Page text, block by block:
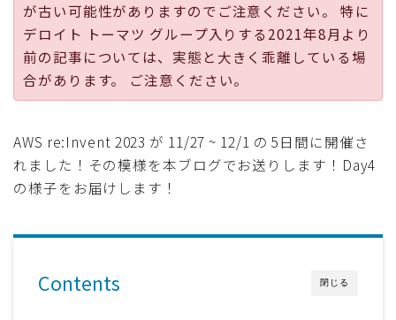
が古い可能性がありますのでご注意ください。 特に
デロイト トーマツ グループ入りする2021年8月より
前の記事については、実態と大きく乖離している場
合があります。 ご注意ください。
AWS re:Invent 2023 が 11/27 ~ 12/1 の 5日間に開催さ
れました！その模様を本ブログでお送りします！Day4
の様子をお届けします！
閉じる
Contents